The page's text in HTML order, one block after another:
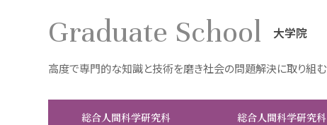
Graduate School 大学院
高度で専門的な知識と技術を磨き社会の問題解決に取り組む
総合人間科学研究科 総合人間科学研究科